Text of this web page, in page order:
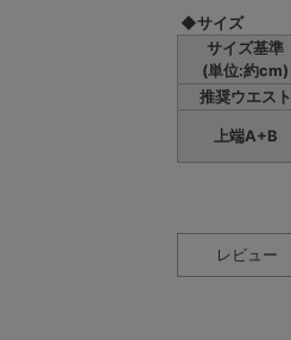
◆サイズ
サイズ基準
(単位:約cm)
推奨ウエスト
上端A+B
レビュー